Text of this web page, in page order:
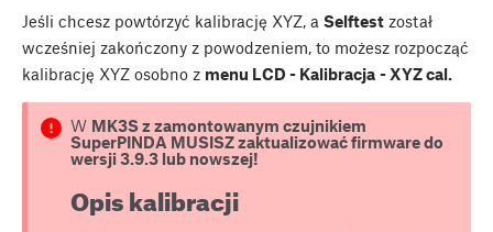
Jeśli chcesz powtórzyć kalibrację XYZ, a Selftest został
wcześniej zakończony z powodzeniem, to możesz rozpocząć
kalibrację XYZ osobno z menu LCD - Kalibracja - XYZ cal.
W MK3S z zamontowanym czujnikiem
SuperPINDA MUSISZ zaktualizować firmware do
wersji 3.9.3 lub nowszej!
Opis kalibracji